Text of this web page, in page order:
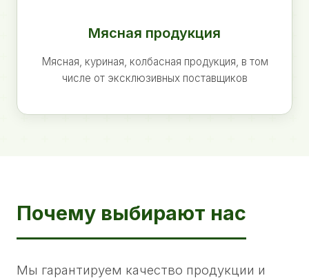
Мясная продукция
Мясная, куриная, колбасная продукция, в том
числе от эксклюзивных поставщиков
Почему выбирают нас
Мы гарантируем качество продукции и